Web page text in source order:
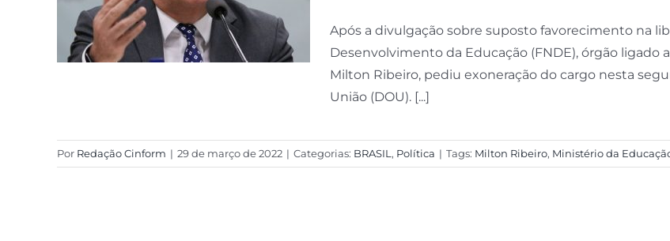
Após a divulgação sobre suposto favorecimento na
Desenvolvimento da Educação (FNDE), órgão ligado
Milton Ribeiro, pediu exoneração do cargo nesta
União (DOU). [...]
Por Redação Cinform | 29 de março de 2022 | Categorias: BRASIL , Política | Tags: Milton Ribeiro, Ministério da